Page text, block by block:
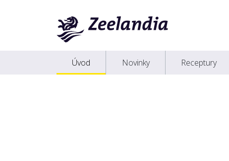
Úvod Novinky Receptury